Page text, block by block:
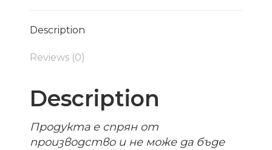
Description
Reviews (0)
Description
Продукта е спрян от
производство и не може да бъде